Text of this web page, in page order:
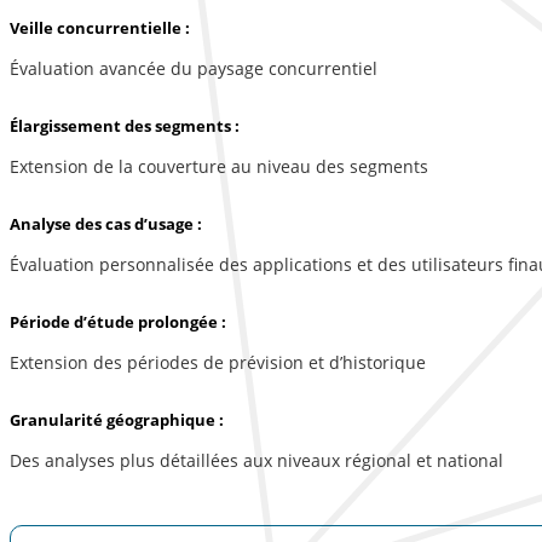
Veille concurrentielle :
Évaluation avancée du paysage concurrentiel
Élargissement des segments :
Extension de la couverture au niveau des segments
Analyse des cas d’usage :
Évaluation personnalisée des applications et des utilisateurs
Période d’étude prolongée :
Extension des périodes de prévision et d’historique
Granularité géographique :
Des analyses plus détaillées aux niveaux régional et national